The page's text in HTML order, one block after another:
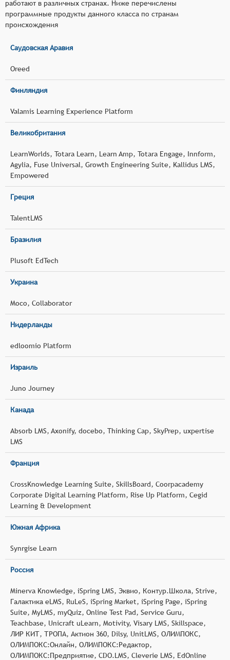
работают в различных странах. Ниже перечислены
программные продукты данного класса по странам
происхождения
Саудовская Аравия
Oreed
Финляндия
Valamis Learning Experience Platform
Великобритания
LearnWorlds, Totara Learn, Learn Amp, Totara Engage, Innform,
Agylia, Fuse Universal, Growth Engineering Suite, Kallidus LMS,
Empowered
Греция
TalentLMS
Бразилия
Plusoft EdTech
Украина
Moco, Collaborator
Нидерланды
edloomio Platform
Израиль
Juno Journey
Канада
Absorb LMS, Axonify, docebo, Thinking Cap, SkyPrep, uxpertise
LMS
Франция
CrossKnowledge Learning Suite, SkillsBoard, Coorpacademy
Corporate Digital Learning Platform, Rise Up Platform, Cegid
Learning & Development
Южная Африка
Synrgise Learn
Россия
Minerva Knowledge, iSpring LMS, Эквио, Контур.Школа, Strive,
Галактика eLMS, RuLeS, iSpring Market, iSpring Page, iSpring
Suite, MyLMS, myQuiz, Online Test Pad, Service Guru,
Teachbase, Unicraft uLearn, Motivity, Visary LMS, Skillspace,
ЛИР КИТ, ТРОПА, Актион 360, Dilsy, UnitLMS, ОЛИМПОКС,
ОЛИМПОКС:Онлайн, ОЛИМПОКС:Редактор,
ОЛИМПОКС:Предприятие, CDO.LMS, Cleverie LMS, EdOnline